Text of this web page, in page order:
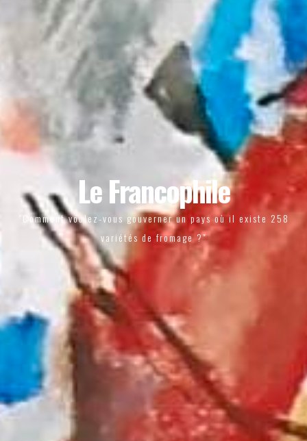
Le Francophile
"Comment voulez-vous gouverner un pays où il existe 258
variétés de fromage ?"